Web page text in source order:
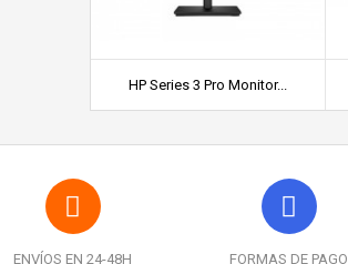
HP Series 3 Pro Monitor...
ENVÍOS EN 24-48H FORMAS DE PAGO